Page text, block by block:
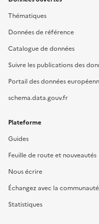
Thématiques
Données de référence
Catalogue de données
Suivre les publications des
Portail des données
schema.data.gouv.fr
Plateforme
Guides
Feuille de route et nouveautés
Nous écrire
Échangez avec la communauté
Statistiques